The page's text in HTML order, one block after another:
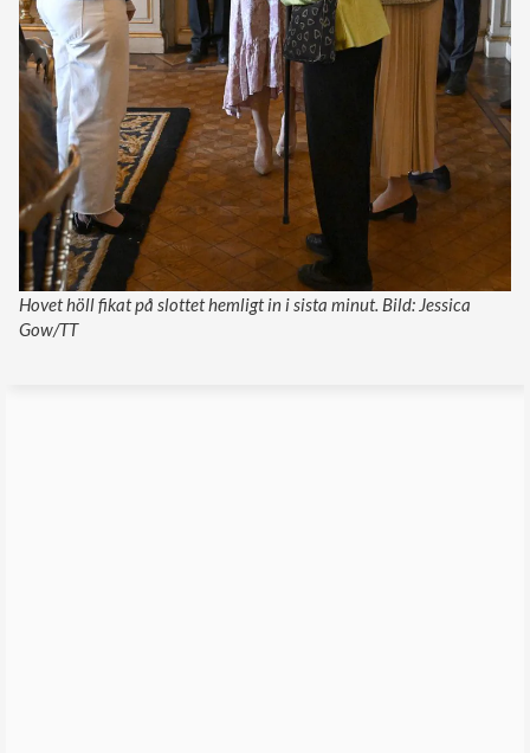
Hovet höll fikat på slottet hemligt in i sista minut. Bild: Jessica
Gow/TT